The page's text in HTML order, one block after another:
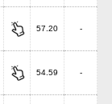
57.20 -
54.59 -